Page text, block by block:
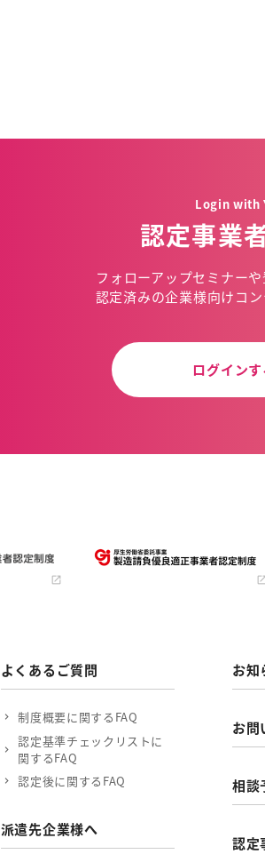
Login with
認定事業
フォローアップセミナーや
認定済みの企業様向けコ
ログイン
よくあるご質問
制度概要に関するFAQ
認定基準チェックリストに
関するFAQ
認定後に関するFAQ
派遣先企業様へ
お知
お問
相談
認定